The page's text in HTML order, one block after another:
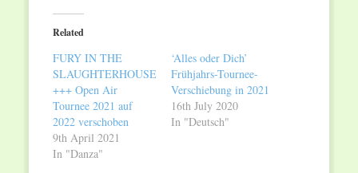
(Opens
in
new
Related
FURY IN THE
SLAUGHTERHOUSE
+++ Open Air
Tournee 2021 auf
2022 verschoben
9th April 2021
In "Danza"
‘Alles oder Dich’
Frühjahrs-Tournee-
Verschiebung in 2021
16th July 2020
In "Deutsch"